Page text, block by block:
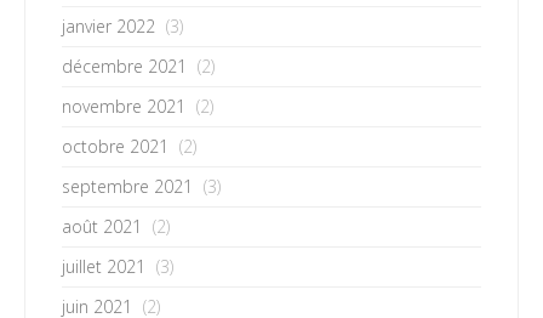
janvier 2022 (3)
décembre 2021
(2)
novembre 2021
(2)
octobre 2021
(2)
septembre 2021
(3)
août 2021
(2)
juillet 2021
(3)
juin 2021
(2)